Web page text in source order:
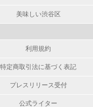
美味しい渋谷区
利用規約
特定商取引法に基づく表記
プレスリリース受付
公式ライター